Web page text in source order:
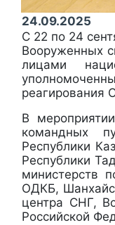
24.09.2025
С 22 по 24
Вооруженных
лицами
реагирования
В
командных
Республики
Республики
министерств
ОДКБ,
центра СНГ,
Российской